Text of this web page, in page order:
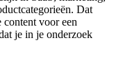
Dat
content voor een
je in je onderzoek